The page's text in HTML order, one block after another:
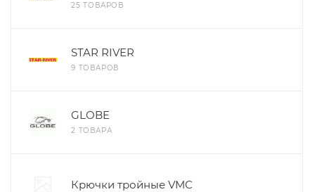
25 ТОВАРОВ
STAR RIVER
9 ТОВАРОВ
GLOBE
2 ТОВАРА
Крючки тройные VMC